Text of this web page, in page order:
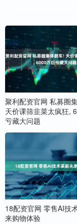
聚利配资官网 私募圈
天价课筛韭菜太疯狂,
亏藏大问题
18配资官网 零售AI技
来购物体验